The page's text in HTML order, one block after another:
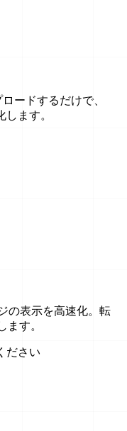
ードするだけで、
ます。
の表示を高速化。転
ます。
ださい